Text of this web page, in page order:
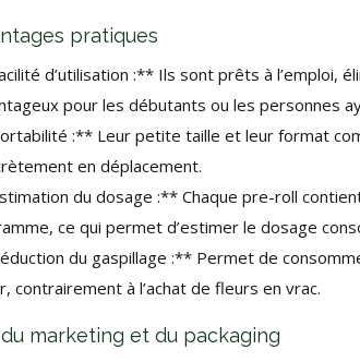
pratiques
d’utilisation :** Ils sont prêts à l’emploi,
pour les débutants ou les personnes
:** Leur petite taille et leur format
en déplacement.
du dosage :** Chaque pre-roll
ce qui permet d’estimer le dosage
du gaspillage :** Permet de
contrairement à l’achat de fleurs en vrac.
du marketing et du packaging